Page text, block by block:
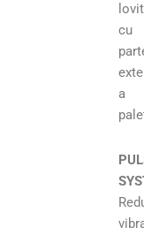
cu
a